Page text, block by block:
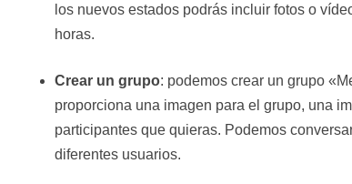
los nuevos estados podrás incluir fotos o
horas.
Crear un grupo: podemos crear un grupo
proporciona una imagen para el grupo, una
participantes que quieras. Podemos
diferentes usuarios.